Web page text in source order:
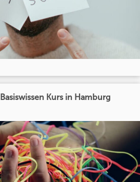
Kurs in Hamburg